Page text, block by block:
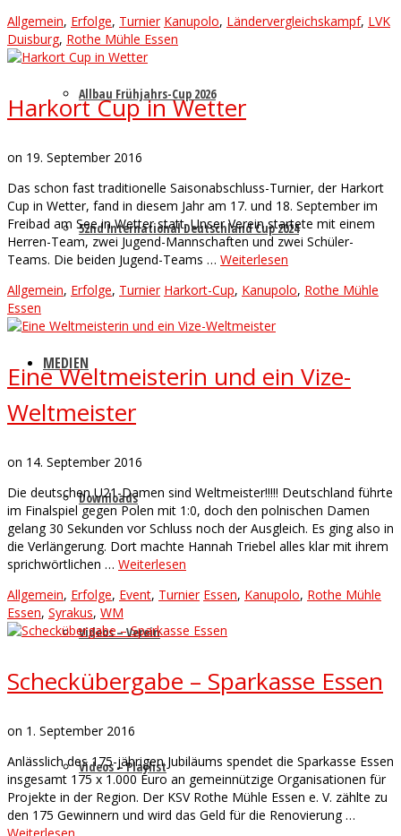
Allbau Frühjahrs-Cup 2026
52nd International Deutschland Cup 2024
MEDIEN
Downloads
Videos – Verein
Videos – Playlist
Allgemein, Erfolge, Turnier Kanupolo, Ländervergleichskampf, LVK
Duisburg, Rothe Mühle Essen
Harkort Cup in Wetter
on 19. September 2016
Das schon fast traditionelle Saisonabschluss-Turnier, der Harkort
Cup in Wetter, fand in diesem Jahr am 17. und 18. September im
Freibad am See in Wetter statt. Unser Verein startete mit einem
Herren-Team, zwei Jugend-Mannschaften und zwei Schüler-
Teams. Die beiden Jugend-Teams … Weiterlesen
Allgemein, Erfolge, Turnier Harkort-Cup, Kanupolo, Rothe Mühle
Essen
Eine Weltmeisterin und ein Vize-
Weltmeister
on 14. September 2016
Die deutschen U21-Damen sind Weltmeister!!!!! Deutschland führte
im Finalspiel gegen Polen mit 1:0, doch den polnischen Damen
gelang 30 Sekunden vor Schluss noch der Ausgleich. Es ging also in
die Verlängerung. Dort machte Hannah Triebel alles klar mit ihrem
sprichwörtlichen … Weiterlesen
Allgemein, Erfolge, Event, Turnier Essen, Kanupolo, Rothe Mühle
Essen, Syrakus, WM
Scheckübergabe – Sparkasse Essen
on 1. September 2016
Anlässlich des 175-jährigen Jubiläums spendet die Sparkasse Essen
insgesamt 175 x 1.000 Euro an gemeinnützige Organisationen für
Projekte in der Region. Der KSV Rothe Mühle Essen e. V. zählte zu
den 175 Gewinnern und wird das Geld für die Renovierung …